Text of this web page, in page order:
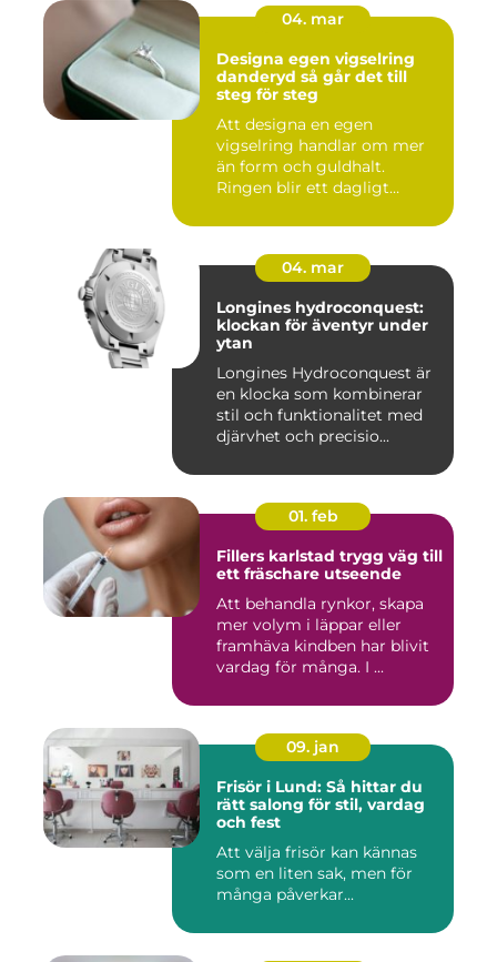
04. mar
Designa egen vigselring
danderyd så går det till
steg för steg
Att designa en egen
vigselring handlar om mer
än form och guldhalt.
Ringen blir ett dagligt
04. mar
Longines hydroconquest:
klockan för äventyr under
ytan
Longines Hydroconquest är
en klocka som kombinerar
stil och funktionalitet med
djärvhet och precisio...
01. feb
Fillers karlstad trygg väg till
ett fräschare utseende
Att behandla rynkor, skapa
mer volym i läppar eller
framhäva kindben har blivit
vardag för många. I ...
09. jan
Frisör i Lund: Så hittar du
rätt salong för stil, vardag
och fest
Att välja frisör kan kännas
som en liten sak, men för
många påverkar...